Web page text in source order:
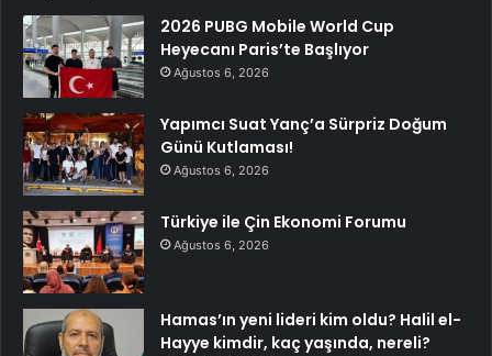
2026 PUBG Mobile World Cup
Heyecanı Paris’te Başlıyor
Ağustos 6, 2026
Yapımcı Suat Yanç’a Sürpriz Doğum
Günü Kutlaması!
Ağustos 6, 2026
Türkiye ile Çin Ekonomi Forumu
Ağustos 6, 2026
Hamas’ın yeni lideri kim oldu? Halil el-
Hayye kimdir, kaç yaşında, nereli?